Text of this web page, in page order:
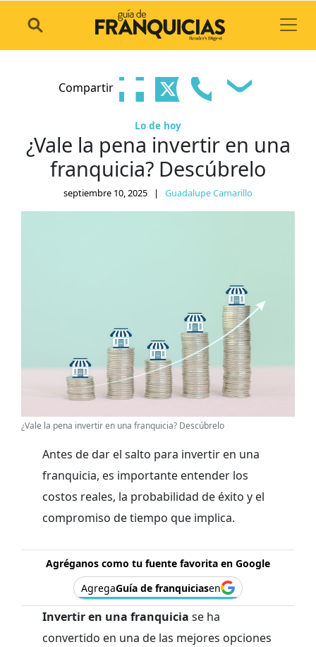
Compartir
Lo de hoy
¿Vale la pena invertir en una
franquicia? Descúbrelo
septiembre 10, 2025 | Guadalupe Camarillo
¿Vale la pena invertir en una franquicia? Descúbrelo
Antes de dar el salto para invertir en una
franquicia, es importante entender los
costos reales, la probabilidad de éxito y el
compromiso de tiempo que implica.
Agréganos como tu fuente favorita en Google
AgregaGuía de franquiciasen
Invertir en una franquicia se ha
convertido en una de las mejores opciones